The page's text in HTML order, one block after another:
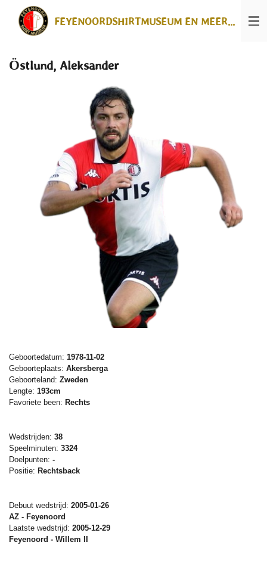
direct
hoofdinhoud
FEYENOORDSHIRTMUSEUM EN MEER...
Östlund, Aleksander
Geboortedatum: 1978-11-02
Geboorteplaats: Akersberga
Geboorteland: Zweden
Lengte: 193cm
Favoriete been: Rechts
Wedstrijden: 38
Speelminuten: 3324
Doelpunten: -
Positie: Rechtsback
Debuut wedstrijd: 2005-01-26
AZ - Feyenoord
Laatste wedstrijd: 2005-12-29
Feyenoord - Willem II